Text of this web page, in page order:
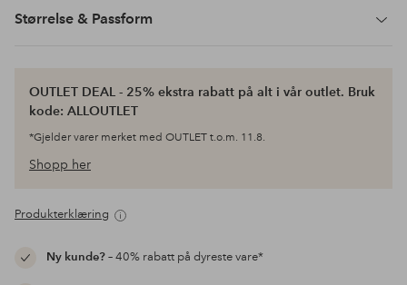
Størrelse & Passform
OUTLET DEAL - 25% ekstra rabatt på alt i vår outlet. Bruk
kode: ALLOUTLET
*Gjelder varer merket med OUTLET t.o.m. 11.8.
Shopp her
Produkterklæring
Ny kunde?– 40% rabatt på dyreste vare*